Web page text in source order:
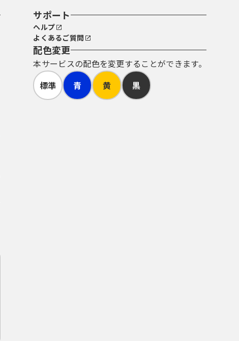
サポート
ヘルプ
よくあるご質問
配色変更
本サービスの配色を変更することができます。
標準
青 黄 黒